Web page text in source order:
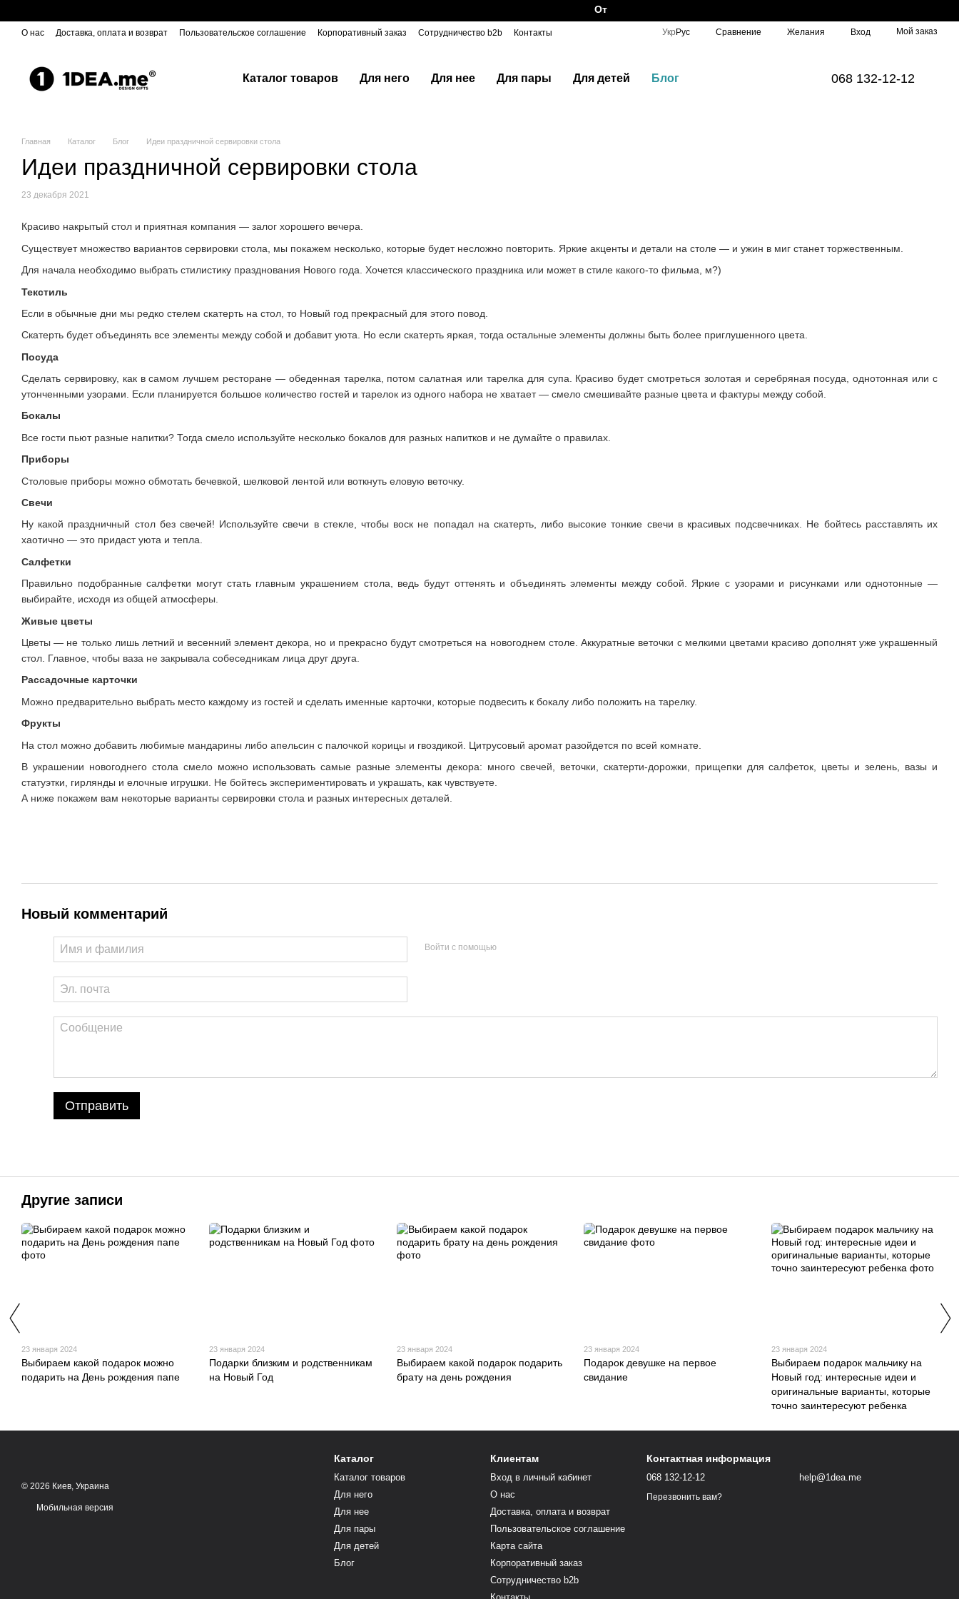
Отправляем Новой почтой, 10% передаем ВСУ🇺🇦
О нас Доставка, оплата и возврат Пользовательское соглашение Корпоративный заказ Сотрудничество b2b Контакты Укр Рус Сравнение Желания Вход Мой заказ
Каталог товаров Для него Для нее Для пары Для детей Блог 068 132-12-12
Главная Каталог Блог Идеи праздничной сервировки стола
Идеи праздничной сервировки стола
23 декабря 2021
Красиво накрытый стол и приятная компания — залог хорошего вечера.
Существует множество вариантов сервировки стола, мы покажем несколько, которые будет несложно повторить. Яркие акценты и детали на столе — и ужин в миг станет торжественным.
Для начала необходимо выбрать стилистику празднования Нового года. Хочется классического праздника или может в стиле какого-то фильма, м?)
Текстиль
Если в обычные дни мы редко стелем скатерть на стол, то Новый год прекрасный для этого повод.
Скатерть будет объединять все элементы между собой и добавит уюта. Но если скатерть яркая, тогда остальные элементы должны быть более приглушенного цвета.
Посуда
Сделать сервировку, как в самом лучшем ресторане — обеденная тарелка, потом салатная или тарелка для супа. Красиво будет смотреться золотая и серебряная посуда, однотонная или с
утонченными узорами. Если планируется большое количество гостей и тарелок из одного набора не хватает — смело смешивайте разные цвета и фактуры между собой.
Бокалы
Все гости пьют разные напитки? Тогда смело используйте несколько бокалов для разных напитков и не думайте о правилах.
Приборы
Столовые приборы можно обмотать бечевкой, шелковой лентой или воткнуть еловую веточку.
Свечи
Ну какой праздничный стол без свечей! Используйте свечи в стекле, чтобы воск не попадал на скатерть, либо высокие тонкие свечи в красивых подсвечниках. Не бойтесь расставлять их
хаотично — это придаст уюта и тепла.
Салфетки
Правильно подобранные салфетки могут стать главным украшением стола, ведь будут оттенять и объединять элементы между собой. Яркие с узорами и рисунками или однотонные —
выбирайте, исходя из общей атмосферы.
Живые цветы
Цветы — не только лишь летний и весенний элемент декора, но и прекрасно будут смотреться на новогоднем столе. Аккуратные веточки с мелкими цветами красиво дополнят уже украшенный
стол. Главное, чтобы ваза не закрывала собеседникам лица друг друга.
Рассадочные карточки
Можно предварительно выбрать место каждому из гостей и сделать именные карточки, которые подвесить к бокалу либо положить на тарелку.
Фрукты
На стол можно добавить любимые мандарины либо апельсин с палочкой корицы и гвоздикой. Цитрусовый аромат разойдется по всей комнате.
В украшении новогоднего стола смело можно использовать самые разные элементы декора: много свечей, веточки, скатерти-дорожки, прищепки для салфеток, цветы и зелень, вазы и
статуэтки, гирлянды и елочные игрушки. Не бойтесь экспериментировать и украшать, как чувствуете.
А ниже покажем вам некоторые варианты сервировки стола и разных интересных деталей.
Новый комментарий
Войти с помощью
Отправить
Другие записи
23 января 2024
Выбираем какой подарок можно
подарить на День рождения папе
23 января 2024
Подарки близким и родственникам
на Новый Год
23 января 2024
Выбираем какой подарок подарить
брату на день рождения
23 января 2024
Подарок девушке на первое
свидание
23 января 2024
Выбираем подарок мальчику на
Новый год: интересные идеи и
оригинальные варианты, которые
точно заинтересуют ребенка
© 2026 Киев, Украина
Мобильная версия
Каталог
Каталог товаров
Для него
Для нее
Для пары
Для детей
Блог
Клиентам
Вход в личный кабинет
О нас
Доставка, оплата и возврат
Пользовательское соглашение
Карта сайта
Корпоративный заказ
Сотрудничество b2b
Контактная информация
068 132-12-12
Перезвонить вам?
help@1dea.me